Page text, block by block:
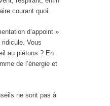
courant quoi.
d’appoint »
Vous
au piétons ? En
de l’énergie et
ne sont pas à